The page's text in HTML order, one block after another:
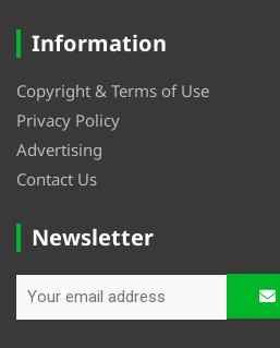
Information
Copyright & Terms of Use
Privacy Policy
Advertising
Contact Us
Newsletter